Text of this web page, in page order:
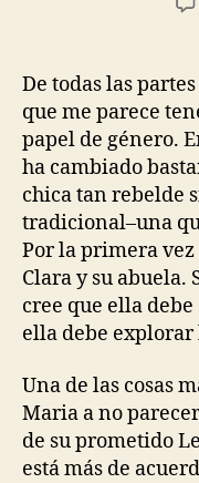
De todas las
que me parece
papel de género.
ha cambiado
chica tan rebelde
tradicional–una
Por la primera
Clara y su abuela.
cree que ella debe
ella debe explorar
Una de las cosas
Maria a no
de su prometido
está más de